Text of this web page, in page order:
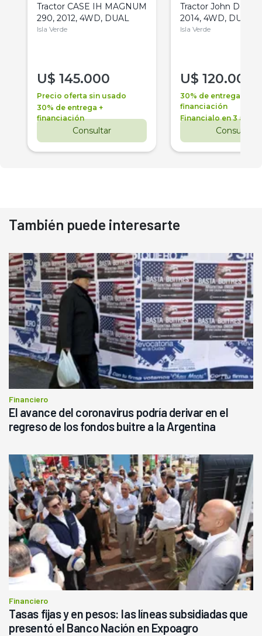
Tractor CASE IH MAGNUM
290, 2012, 4WD, DUAL
Isla Verde
U$ 145.000
Precio oferta sin usado
30% de entrega +
financiación
Consultar
Tractor John Deere
2014, 4WD, DUAL
Isla Verde
U$ 120.000
30% de entrega +
financiación
Financialo en 3 años
Consultar
También puede interesarte
Financiero
El avance del coronavirus podría derivar en el
regreso de los fondos buitre a la Argentina
Financiero
Tasas fijas y en pesos: las líneas subsidiadas que
presentó el Banco Nación en Expoagro